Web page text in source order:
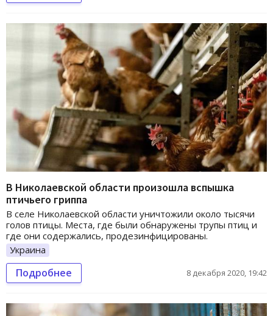
В Николаевской области произошла вспышка
птичьего гриппа
В селе Николаевской области уничтожили около тысячи
голов птицы. Места, где были обнаружены трупы птиц и
где они содержались, продезинфицированы.
Украина
Подробнее 8 декабря 2020, 19:42